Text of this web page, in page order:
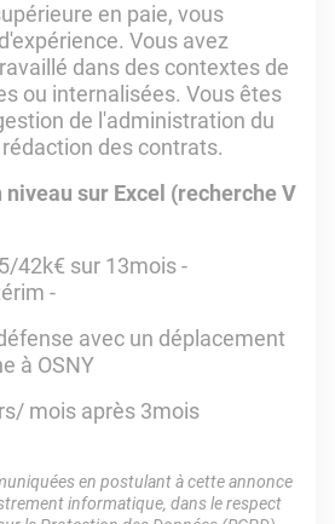
en paie, vous
Vous avez
dans des contextes de
ou internalisées. Vous êtes
de l'administration du
des contrats.
niveau sur Excel (recherche V
42k€ sur 13mois -
-
avec un déplacement
à OSNY
mois après 3mois
en postulant à cette annonce
informatique, dans le respect